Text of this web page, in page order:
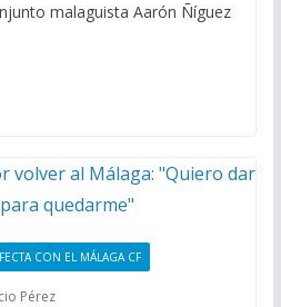
malaguista Aarón Ñíguez
CON EL MÁLAGA CF
Pérez